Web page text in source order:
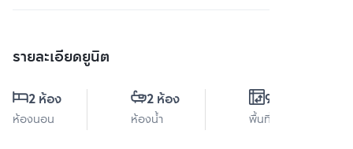
รายละเอียดยูนิต
2 ห้อง
ห้องนอน
2 ห้อง
ห้องน้ำ
94 ตร.ม.
พื้นที่ใช้สอย